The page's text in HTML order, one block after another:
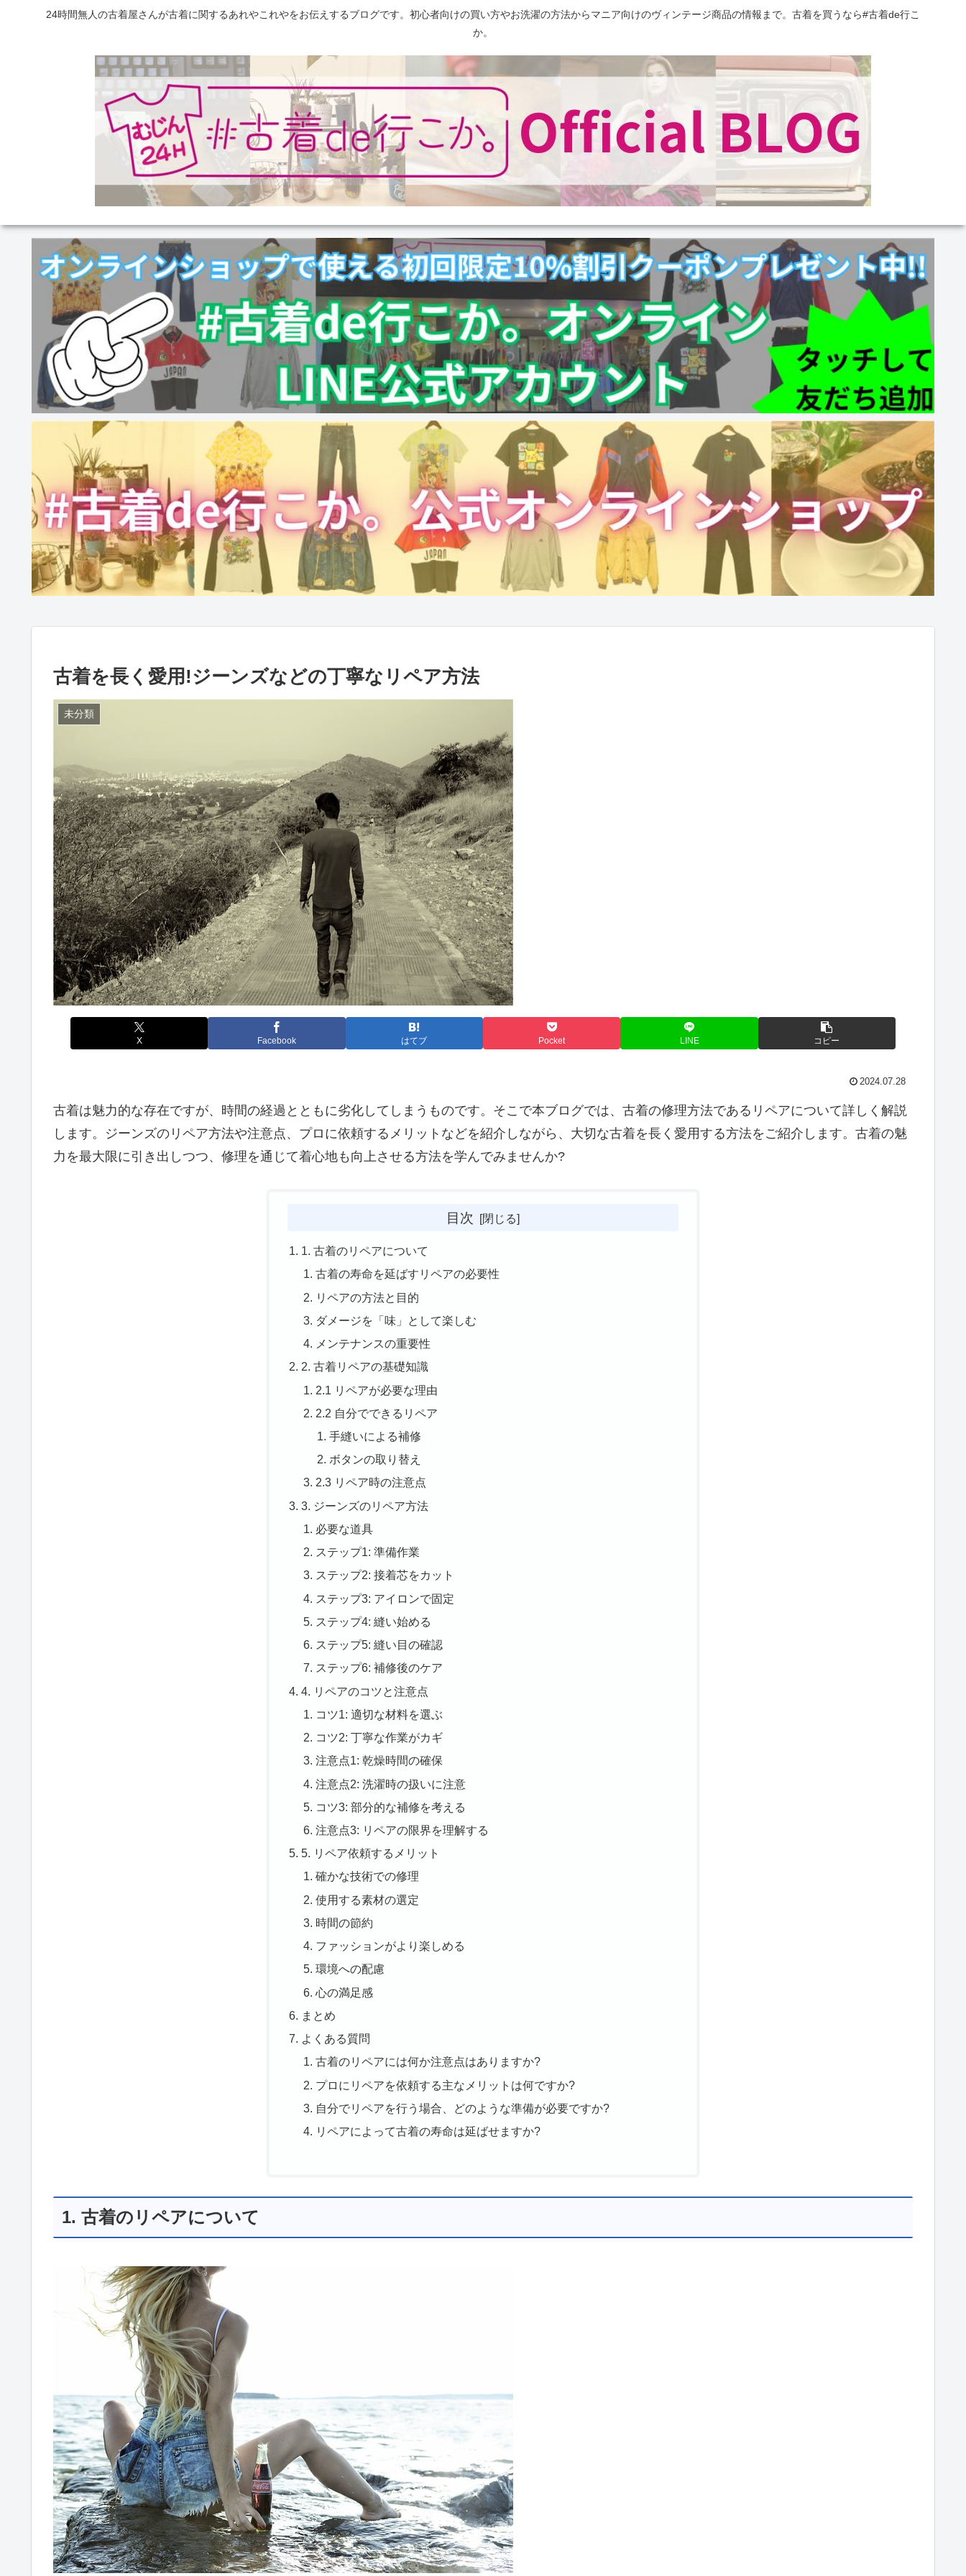
24時間無人の古着屋さんが古着に関するあれやこれやをお伝えするブログです。初心者向けの買い方やお洗濯の方法からマニア向けのヴィンテージ商品の情報まで。古着を買うなら#古着de行こ
か。
古着を長く愛用!ジーンズなどの丁寧なリペア方法
未分類
X Facebook はてブ Pocket LINE コピー
2024.07.28
古着は魅力的な存在ですが、時間の経過とともに劣化してしまうものです。そこで本ブログでは、古着の修理方法であるリペアについて詳しく解説
します。ジーンズのリペア方法や注意点、プロに依頼するメリットなどを紹介しながら、大切な古着を長く愛用する方法をご紹介します。古着の魅
力を最大限に引き出しつつ、修理を通じて着心地も向上させる方法を学んでみませんか?
目次
1. 古着のリペアについて
古着の寿命を延ばすリペアの必要性
リペアの方法と目的
ダメージを「味」として楽しむ
メンテナンスの重要性
2. 古着リペアの基礎知識
2.1 リペアが必要な理由
2.2 自分でできるリペア
手縫いによる補修
ボタンの取り替え
2.3 リペア時の注意点
3. ジーンズのリペア方法
必要な道具
ステップ1: 準備作業
ステップ2: 接着芯をカット
ステップ3: アイロンで固定
ステップ4: 縫い始める
ステップ5: 縫い目の確認
ステップ6: 補修後のケア
4. リペアのコツと注意点
コツ1: 適切な材料を選ぶ
コツ2: 丁寧な作業がカギ
注意点1: 乾燥時間の確保
注意点2: 洗濯時の扱いに注意
コツ3: 部分的な補修を考える
注意点3: リペアの限界を理解する
5. リペア依頼するメリット
確かな技術での修理
使用する素材の選定
時間の節約
ファッションがより楽しめる
環境への配慮
心の満足感
まとめ
よくある質問
古着のリペアには何か注意点はありますか?
プロにリペアを依頼する主なメリットは何ですか?
自分でリペアを行う場合、どのような準備が必要ですか?
リペアによって古着の寿命は延ばせますか?
1. 古着のリペアについて